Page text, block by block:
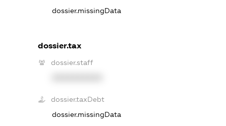
dossier.missingData
dossier.tax
dossier.staff
dossier.taxDebt
dossier.missingData